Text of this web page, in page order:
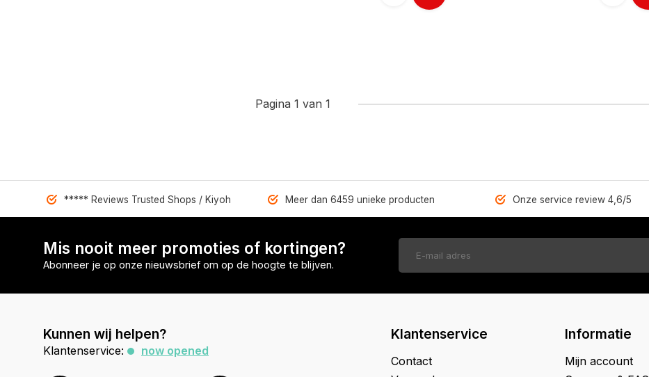
Pagina 1 van 1
***** Reviews Trusted Shops / Kiyoh Meer dan 6459 unieke producten Onze service review 4,6/5
Mis nooit meer promoties of kortingen?
Abonneer je op onze nieuwsbrief om op de hoogte te blijven.
Kunnen wij helpen?
Klantenservice: now opened
Klantenservice
Contact
Informatie
Mijn account